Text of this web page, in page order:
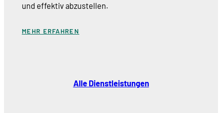
und effektiv abzustellen.
MEHR ERFAHREN
Alle Dienstleistungen